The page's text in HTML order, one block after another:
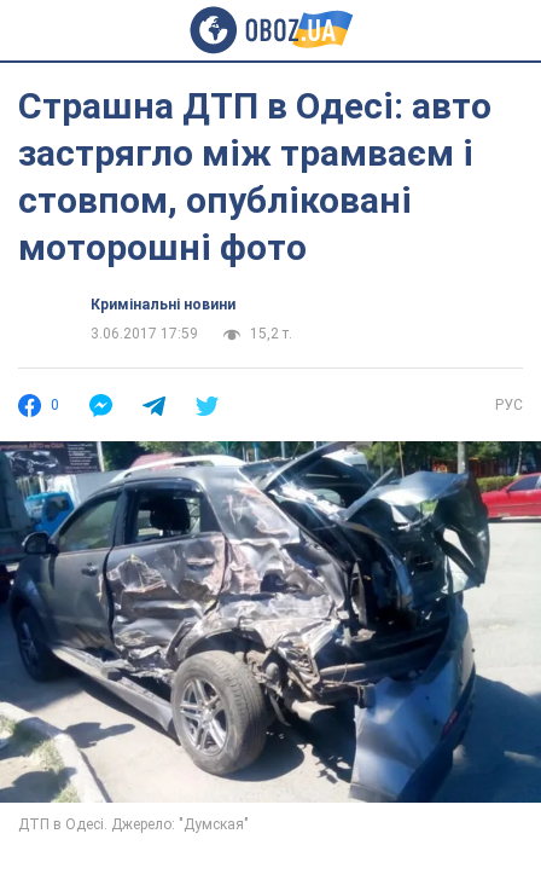
Страшна ДТП в Одесі: авто
застрягло між трамваєм і
стовпом, опубліковані
моторошні фото
Кримінальні новини
3.06.2017 17:59
15,2 т.
0 РУС